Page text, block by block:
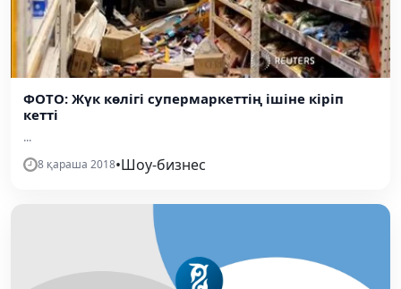
ФОТО: Жүк көлігі супермаркеттің ішіне кіріп
кетті
...
8 қараша 2018•Шоу-бизнес